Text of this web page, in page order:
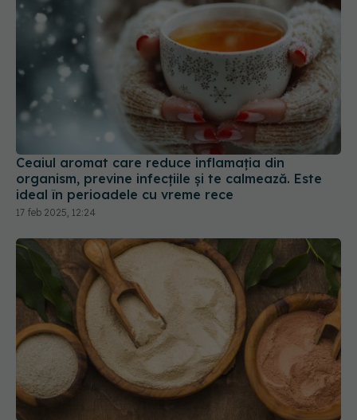
Ceaiul aromat care reduce inflamația din
organism, previne infecțiile și te calmează. Este
ideal în perioadele cu vreme rece
17 feb 2025, 12:24